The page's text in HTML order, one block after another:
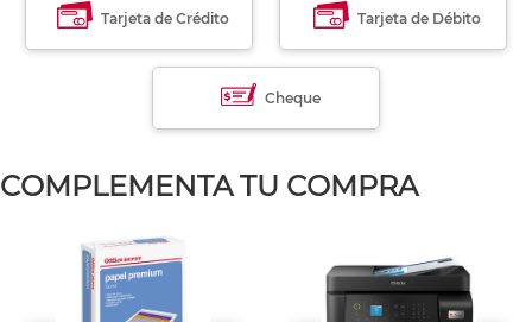
Tarjeta de Crédito Tarjeta de Débito
Cheque
COMPLEMENTA TU COMPRA